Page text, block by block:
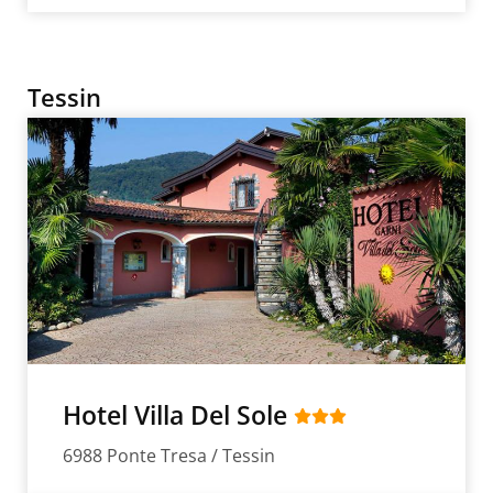
Tessin
Hotel Villa Del Sole
6988 Ponte Tresa / Tessin